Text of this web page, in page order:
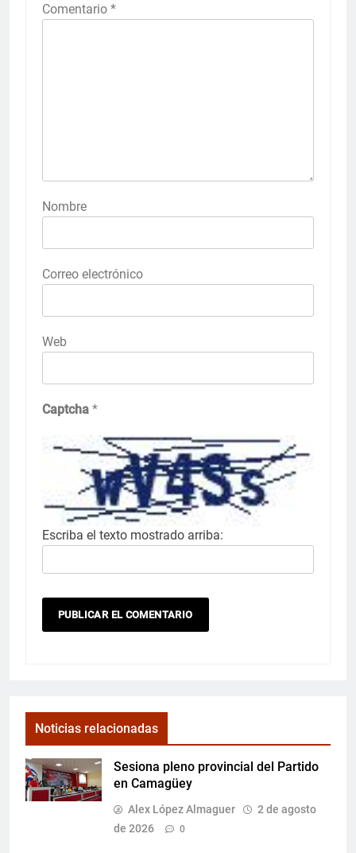
Comentario *
Nombre
Correo electrónico
Web
Captcha *
Escriba el texto mostrado arriba:
Noticias relacionadas
Sesiona pleno provincial del Partido
en Camagüey
Alex López Almaguer
2 de agosto
de 2026
0